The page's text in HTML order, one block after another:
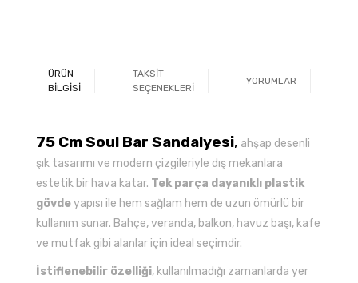
ÜRÜN
BİLGİSİ
TAKSİT
SEÇENEKLERİ
YORUMLAR
75 Cm Soul Bar Sandalyesi, ahşap desenli
şık tasarımı ve modern çizgileriyle dış mekanlara
estetik bir hava katar. Tek parça dayanıklı plastik
gövdeyapısı ile hem sağlam hem de uzun ömürlü bir
kullanım sunar. Bahçe, veranda, balkon, havuz başı, kafe
ve mutfak gibi alanlar için ideal seçimdir.
İstiflenebilir özelliği, kullanılmadığı zamanlarda yer